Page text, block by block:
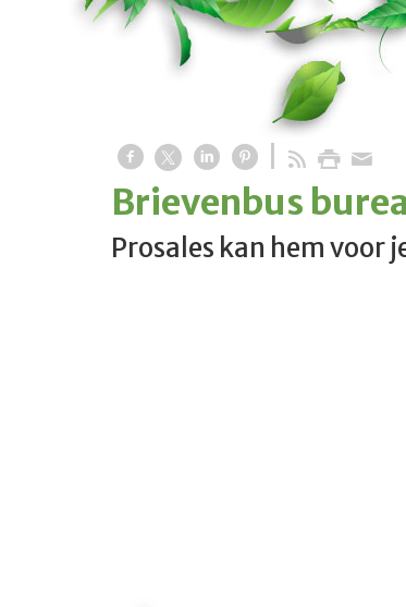
Brievenbus
Prosales kan hem voor